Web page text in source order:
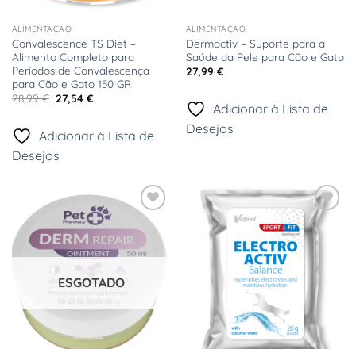
ALIMENTAÇÃO
Convalescence TS Diet –
Alimento Completo para
Períodos de Convalescença
para Cão e Gato 150 GR
28,99€ O
preço
28,99 €.
27,54 €O
27,54 €.
Adicionar à Lista de
Desejos
ALIMENTAÇÃO
Dermactiv – Suporte para a
Saúde da Pele para Cão e Gato
27,99 €
Adicionar à Lista de
Desejos
Adicionar
à Lista
de
Desejos
ESGOTADO
Adicionar
à Lista
de